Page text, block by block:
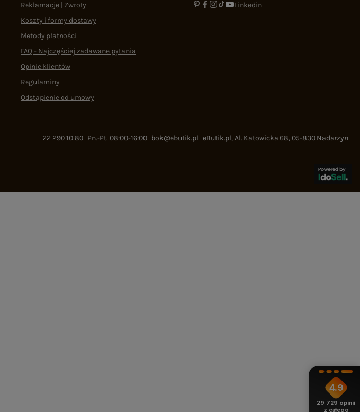
Reklamacje | Zwroty
Koszty i formy dostawy
Metody płatności
FAQ - Najczęściej zadawane pytania
Opinie klientów
Regulaminy
Odstąpienie od umowy
Linkedin
22 290 10 80 Pn.-Pt. 08:00-16:00 bok@ebutik.pl eButik.pl,Al. Katowicka 68,05-830 Nadarzyn
4.9
29 729 opinii
z całego